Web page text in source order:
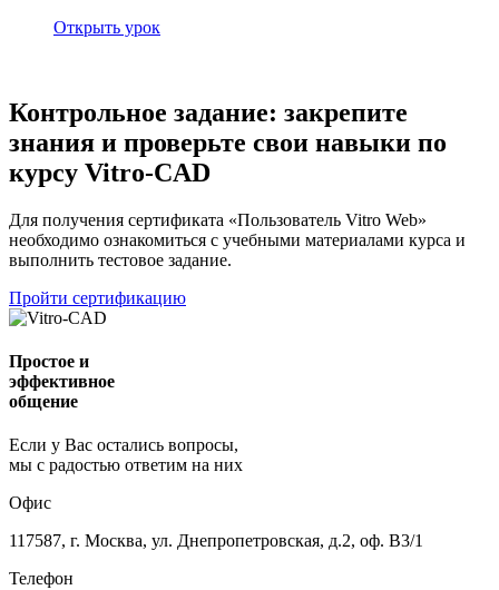
Открыть урок
Контрольное задание: закрепите
знания и проверьте свои навыки по
курсу Vitro-CAD
Для получения сертификата «Пользователь Vitro Web»
необходимо ознакомиться с учебными материалами курса и
выполнить тестовое задание.
Пройти сертификацию
Простое и
эффективное
общение
Если у Вас остались вопросы,
мы с радостью ответим на них
Офис
117587, г. Москва, ул. Днепропетровская, д.2, оф. В3/1
Телефон